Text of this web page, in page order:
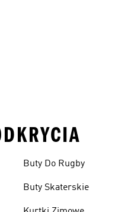
Buty Do Rugby
Buty Skaterskie